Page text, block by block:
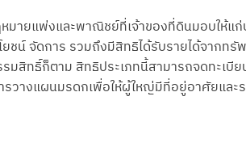
ายแพ่งและพาณิชย์ที่เจ้าของที่ดินมอบให้แก่
ชน์ จัดการ รวมถึงมีสิทธิได้รับรายได้จากทรั
มสิทธิ์ก็ตาม สิทธิประเภทนี้สามารถจดทะเบี
างแผนมรดกเพื่อให้ผู้ใหญ่มีที่อยู่อาศัยและร